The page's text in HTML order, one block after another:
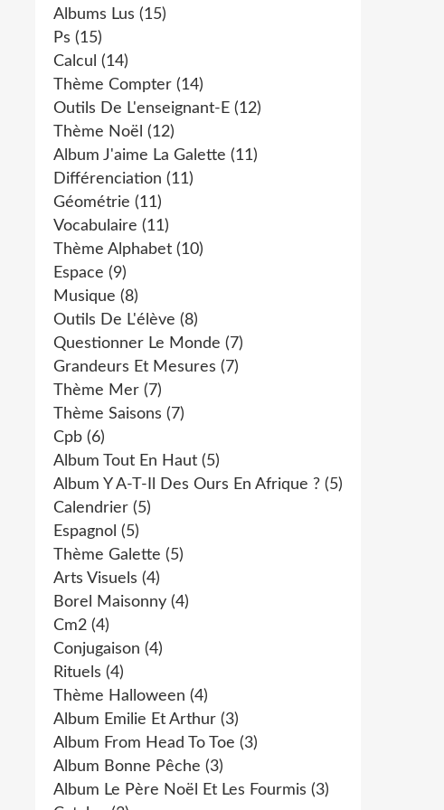
Albums Lus (15)
Ps (15)
Calcul (14)
Thème Compter (14)
Outils De L'enseignant-E (12)
Thème Noël (12)
Album J'aime La Galette (11)
Différenciation (11)
Géométrie (11)
Vocabulaire (11)
Thème Alphabet (10)
Espace (9)
Musique (8)
Outils De L'élève (8)
Questionner Le Monde (7)
Grandeurs Et Mesures (7)
Thème Mer (7)
Thème Saisons (7)
Cpb (6)
Album Tout En Haut (5)
Album Y A-T-Il Des Ours En Afrique ? (5)
Calendrier (5)
Espagnol (5)
Thème Galette (5)
Arts Visuels (4)
Borel Maisonny (4)
Cm2 (4)
Conjugaison (4)
Rituels (4)
Thème Halloween (4)
Album Emilie Et Arthur (3)
Album From Head To Toe (3)
Album Bonne Pêche (3)
Album Le Père Noël Et Les Fourmis (3)